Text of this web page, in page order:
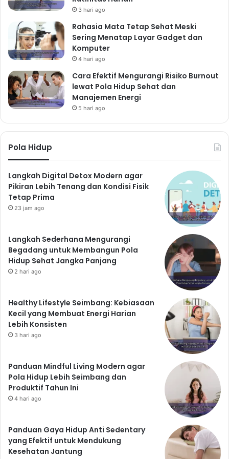
Kesehatan Mental Keluarga
Dalam menjaga keutuhan rohani keluarga, kita juga
perlu memperhatikan kesehatan mental setiap
anggota keluarga. Stres, kecemasan, dan depresi
dapat sangat memengaruhi kesehatan rohani dan
hubungan antar anggota keluarga. Jangan ragu untuk
mencari bantuan profesional jika diperlukan. Terapi
keluarga atau konseling dapat membantu mengatasi
hubungan yang terganggu.
Menciptakan Lingkungan yang
Supportive
Ciptakan lingkungan yang suportif dan penuh kasih
sayang di rumah. Berikan dukungan emosional kepada
anggota keluarga yang sedang mengalami kesulitan.
Jangan ragu untuk meminta bantuan dari orang lain
Mengidentifikasi dan Mengatasi
Masalah Kesehatan Mental
Jika ada anggota keluarga yang mengalami masalah
kesehatan mental, segera cari bantuan profesional.
Jangan menganggap remeh masalah ini, karena dapat
berdampak serius pada kesehatan rohani keluarga.
Kesimpulan: Menuju
Keluarga yang Harmonis
dan Bahagia
Menjaga keutuhan dan kesehatan rohani keluarga
bukanlah hal yang mudah, namun merupakan
investasi jangka panjang yang sangat berharga.
Dengan menerapkan strategi-strategi yang telah
diuraikan di atas, seperti komunikasi terbuka, doa dan
ibadah bersama, pengampunan dan toleransi, serta
3 hari ago
Rahasia Mata Tetap Sehat Meski
Sering Menatap Layar Gadget dan
Komputer
4 hari ago
Cara Efektif Mengurangi Risiko Burnout
lewat Pola Hidup Sehat dan
Manajemen Energi
5 hari ago
Pola Hidup
Langkah Digital Detox Modern agar
Pikiran Lebih Tenang dan Kondisi Fisik
Tetap Prima
23 jam ago
Langkah Sederhana Mengurangi
Begadang untuk Membangun Pola
Hidup Sehat Jangka Panjang
2 hari ago
Healthy Lifestyle Seimbang: Kebiasaan
Kecil yang Membuat Energi Harian
Lebih Konsisten
3 hari ago
Panduan Mindful Living Modern agar
Pola Hidup Lebih Seimbang dan
Produktif Tahun Ini
4 hari ago
Panduan Gaya Hidup Anti Sedentary
yang Efektif untuk Mendukung
Kesehatan Jantung